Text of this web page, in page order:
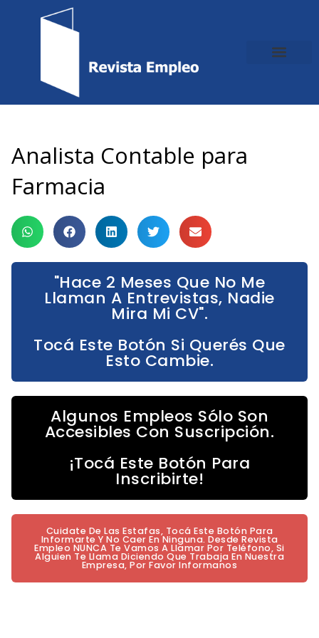
Analista Contable para
Farmacia
"Hace 2 Meses Que No Me
Llaman A Entrevistas, Nadie
Mira Mi CV".
Tocá Este Botón Si Querés Que
Esto Cambie.
Algunos Empleos Sólo Son
Accesibles Con Suscripción.
¡Tocá Este Botón Para
Inscribirte!
Cuidate De Las Estafas, Tocá Este Botón Para
Informarte Y No Caer En Ninguna. Desde Revista
Empleo NUNCA Te Vamos A Llamar Por Teléfono, Si
Alguien Te Llama Diciendo Que Trabaja En Nuestra
Empresa, Por Favor Informanos